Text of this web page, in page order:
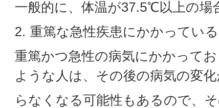
一般的に、体温が37.5℃以上の場
2. 重篤な急性疾患にかかってい
重篤かつ急性の病気にかかって
ような人は、その後の病気の変
らなくなる可能性もあるので、